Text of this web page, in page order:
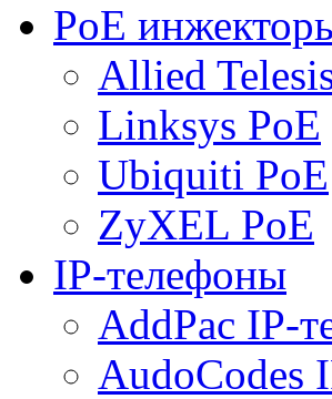
PoE
Allied
Linksys PoE
Ubiquiti PoE
ZyXEL PoE
IP-телефоны
AddPac IP-
AudoCodes